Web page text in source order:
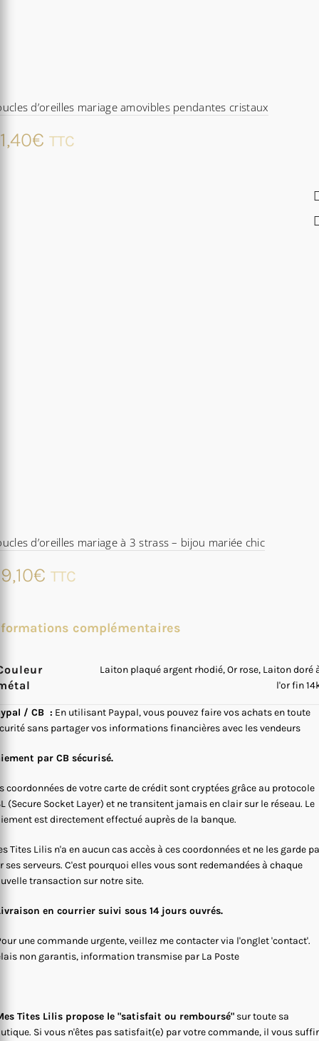
d’oreilles mariage amovibles pendantes cristaux
€ TTC
d’oreilles mariage à 3 strass – bijou mariée chic
€ TTC
complémentaires
Laiton plaqué argent rhodié, Or rose, Laiton doré
l'or fin
/ CB : En utilisant Paypal, vous pouvez faire vos achats en toute
sans partager vos informations financières avec les vendeurs
par CB sécurisé.
coordonnées de votre carte de crédit sont cryptées grâce au protocole
(Secure Socket Layer) et ne transitent jamais en clair sur le réseau. Le
est directement effectué auprès de la banque.
Tites Lilis n'a en aucun cas accès à ces coordonnées et ne les garde
ses serveurs. C'est pourquoi elles vous sont redemandées à chaque
transaction sur notre site.
en courrier suivi sous 14 jours ouvrés.
une commande urgente, veillez me contacter via l'onglet 'contact'.
non garantis, information transmise par La Poste
Tites Lilis propose le "satisfait ou remboursé" sur toute sa
Si vous n'êtes pas satisfait(e) par votre commande, il vous